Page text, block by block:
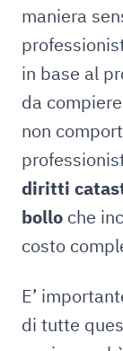
maniera
in base al
da
non
diritti
bollo che
costo
E’
di tutte